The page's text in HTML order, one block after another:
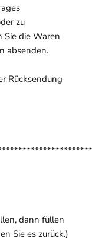
zu
Sie die Waren
absenden.
Rücksendung
dann füllen
Sie es zurück.)